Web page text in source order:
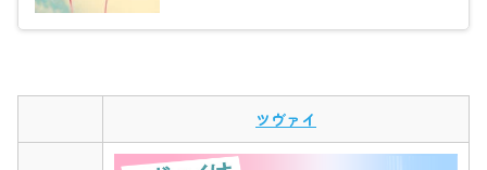
ツヴァイ